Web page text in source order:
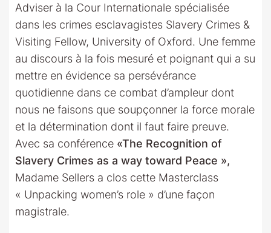
Adviser à la Cour Internationale spécialisée
dans les crimes esclavagistes Slavery Crimes &
Visiting Fellow, University of Oxford. Une femme
au discours à la fois mesuré et poignant qui a su
mettre en évidence sa persévérance
quotidienne dans ce combat d’ampleur dont
nous ne faisons que soupçonner la force morale
et la détermination dont il faut faire preuve.
Avec sa conférence «The Recognition of
Slavery Crimes as a way toward Peace »,
Madame Sellers a clos cette Masterclass
« Unpacking women’s role » d’une façon
magistrale.